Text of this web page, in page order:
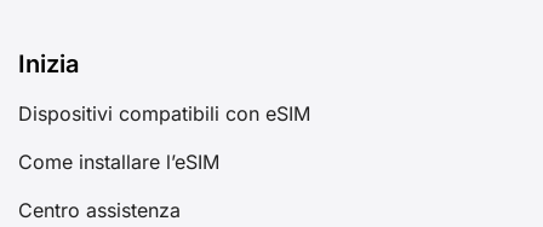
Inizia
Dispositivi compatibili con eSIM
Come installare l’eSIM
Centro assistenza